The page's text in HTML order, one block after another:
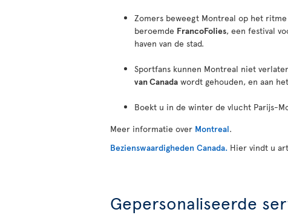
Zomers beweegt Montreal op het
beroemde FrancoFolies, een festival
haven van de stad.
Sportfans kunnen Montreal niet
van Canada wordt gehouden, en aan
Boekt u in de winter de vlucht Parijs-
Meer informatie over Montreal.
Bezienswaardigheden Canada. Hier vindt u
Gepersonaliseerde